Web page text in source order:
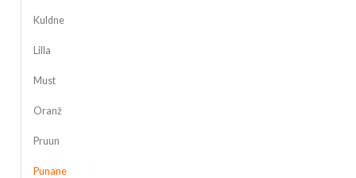
Kuldne
Lilla
Must
Oranž
Pruun
Punane